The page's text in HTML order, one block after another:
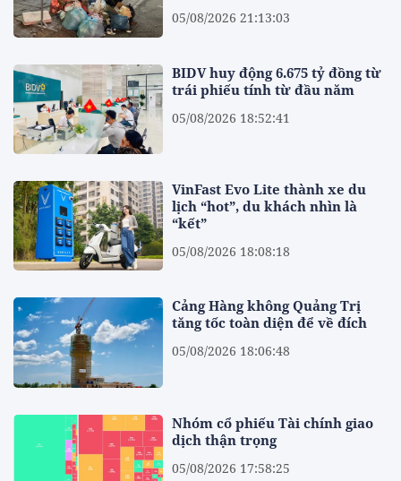
05/08/2026 21:13:03
BIDV huy động 6.675 tỷ đồng từ
trái phiếu tính từ đầu năm
05/08/2026 18:52:41
VinFast Evo Lite thành xe du
lịch “hot”, du khách nhìn là
“kết”
05/08/2026 18:08:18
Cảng Hàng không Quảng Trị
tăng tốc toàn diện để về đích
05/08/2026 18:06:48
Nhóm cổ phiếu Tài chính giao
dịch thận trọng
05/08/2026 17:58:25